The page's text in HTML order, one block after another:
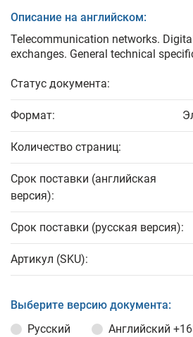
Описание на английском:
Telecommunication networks.
exchanges. General technical
Статус документа:
Формат:
Количество страниц:
Срок поставки (английская
версия):
Срок поставки (русская версия):
Артикул (SKU):
Выберите версию документа:
Русский
Английский